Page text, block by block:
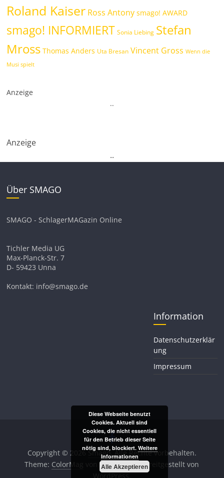
Roland Kaiser Ross Antony smago! AWARD
smago! INFORMIERT Sonia Liebing Stefan
Mross Thomas Anders Uta Bresan Vincent Gross Wenn die
Musi spielt
Anzeige
..
Anzeige
..
Über SMAGO
SMAGO - SchlagerMAGazin Online
Tichler Media UG
Max-Planck-Str. 7
D- 59423 Unna
Kontakt: info@smago.de
Information
Datenschutzerklär
ung
Impressum
Copyright © 2026Smago. Alle Rechte vorbehalten.
Theme: ColorMag
von ThemeGrill. Bereitgestellt von
WordPress.
Diese Webseite benutzt
Cookies. Aktuell sind
Cookies, die nicht essentiell
für den Betrieb dieser Seite
nötig sind, blockiert. Weitere
Informationen
Alle Akzeptieren